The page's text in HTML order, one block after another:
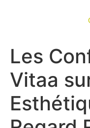
Les
Vitaa